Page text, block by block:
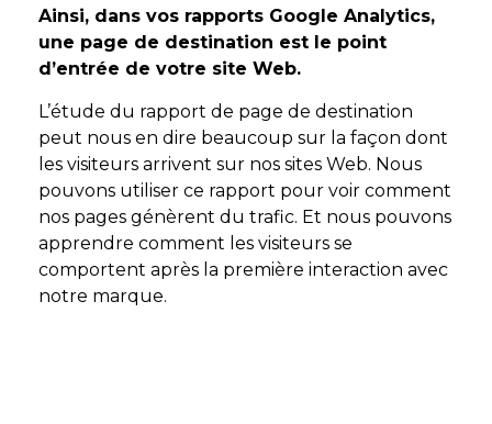
Ainsi, dans vos rapports Google Analytics,
une page de destination est le point
d’entrée de votre site Web.
L’étude du rapport de page de destination
peut nous en dire beaucoup sur la façon dont
les visiteurs arrivent sur nos sites Web. Nous
pouvons utiliser ce rapport pour voir comment
nos pages génèrent du trafic. Et nous pouvons
apprendre comment les visiteurs se
comportent après la première interaction avec
notre marque.